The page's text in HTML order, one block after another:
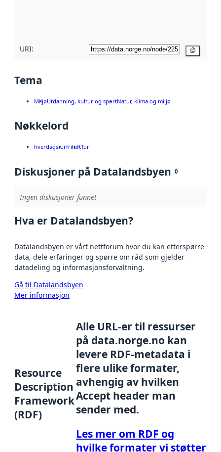
URI:
Tema
MiljøUtdanning, kultur og sportNatur, klima og miljø
Nøkkelord
hverdagsturfriluftTur
Diskusjoner på Datalandsbyen 0
Ingen diskusjoner funnet
Hva er Datalandsbyen?
Datalandsbyen er vårt nettforum hvor du kan etterspørre
data, dele erfaringer og spørre om råd som gjelder
datadeling og informasjonsforvaltning.
Gå til Datalandsbyen
Mer informasjon
Resource
Description
Framework
(RDF)
Alle URL-er til ressurser
på data.norge.no kan
levere RDF-metadata i
flere ulike formater,
avhengig av hvilken
Accept header man
sender med.
Les mer om RDF og
hvilke formater vi støtter